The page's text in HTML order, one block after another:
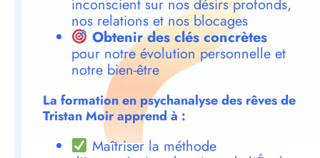
inconscient sur nos désirs profonds,
nos relations et nos blocages
Obtenir des clés concrètes
pour notre évolution personnelle et
notre bien-être
La formation en psychanalyse des rêves de
Tristan Moir apprend à :
Maîtriser la méthode